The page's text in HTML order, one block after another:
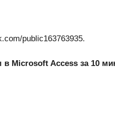
public163763935.
Microsoft Access за 10